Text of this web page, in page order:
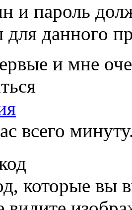
и пароль
данного
и мне
всего
которые вы